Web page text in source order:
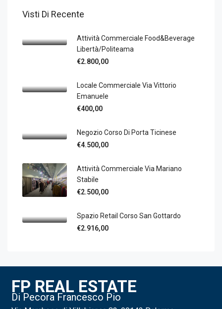
Visti Di Recente
Attività Commerciale Food&Beverage
Libertà/Politeama
€2.800,00
Locale Commerciale Via Vittorio
Emanuele
€400,00
Negozio Corso Di Porta Ticinese
€4.500,00
Attività Commerciale Via Mariano
Stabile
€2.500,00
Spazio Retail Corso San Gottardo
€2.916,00
FP REAL ESTATE
Di Pecora Francesco Pio